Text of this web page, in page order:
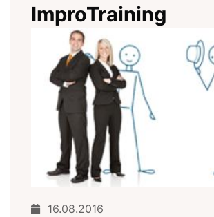
ImproTraining
16.08.2016